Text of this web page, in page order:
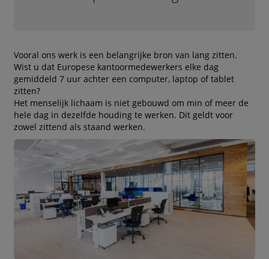
Vooral ons werk is een belangrijke bron van lang zitten.
Wist u dat Europese kantoormedewerkers elke dag
gemiddeld 7 uur achter een computer, laptop of tablet
zitten?
Het menselijk lichaam is niet gebouwd om min of meer de
hele dag in dezelfde houding te werken. Dit geldt voor
zowel zittend als staand werken.